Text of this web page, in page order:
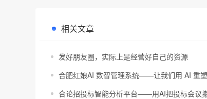
相关文章
发好朋友圈，实际上是经营好自己的资源
合肥红娘AI 数智管理系统——让我们用 AI 重
合论招投标智能分析平台——用AI把投标会议